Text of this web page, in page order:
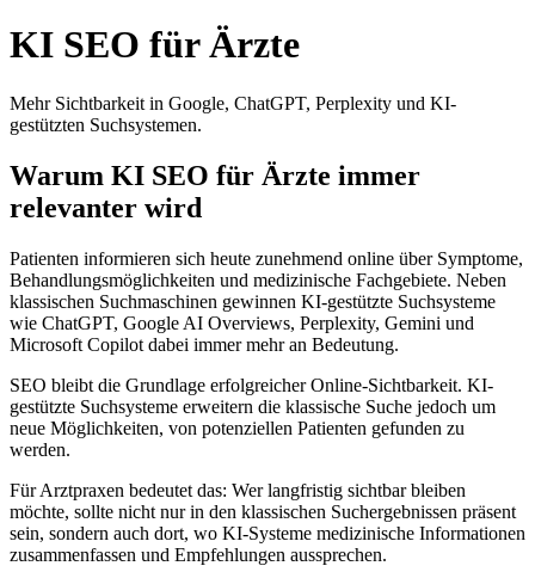
KI SEO für Ärzte
Mehr Sichtbarkeit in Google, ChatGPT, Perplexity und KI-
gestützten Suchsystemen.
Warum KI SEO für Ärzte immer
relevanter wird
Patienten informieren sich heute zunehmend online über Symptome,
Behandlungsmöglichkeiten und medizinische Fachgebiete. Neben
klassischen Suchmaschinen gewinnen KI-gestützte Suchsysteme
wie ChatGPT, Google AI Overviews, Perplexity, Gemini und
Microsoft Copilot dabei immer mehr an Bedeutung.
SEO bleibt die Grundlage erfolgreicher Online-Sichtbarkeit. KI-
gestützte Suchsysteme erweitern die klassische Suche jedoch um
neue Möglichkeiten, von potenziellen Patienten gefunden zu
werden.
Für Arztpraxen bedeutet das: Wer langfristig sichtbar bleiben
möchte, sollte nicht nur in den klassischen Suchergebnissen präsent
sein, sondern auch dort, wo KI-Systeme medizinische Informationen
zusammenfassen und Empfehlungen aussprechen.